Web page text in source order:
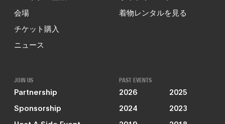
会場
チケット購入
ニュース
着物レンタルを見る
JOIN US
Partnership
Sponsorship
PAST EVENTS
2026
2025
2024
2023